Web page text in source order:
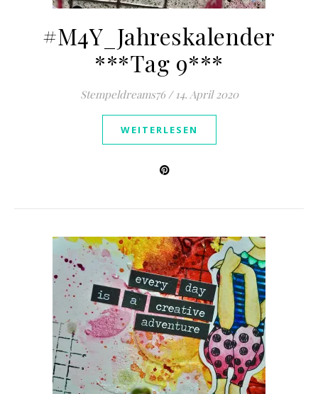
#M4Y_Jahreskalender
***Tag 9***
Stempeldreams76 / 14. April 2020
WEITERLESEN